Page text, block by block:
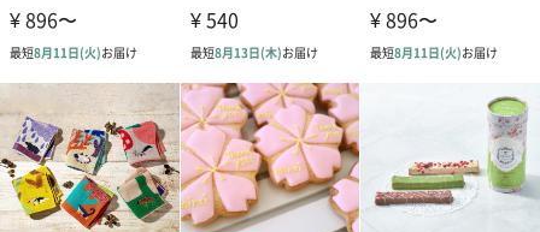
生花
生花のブーケを同梱します。
※9-15時にご注文いただく場合、最短のお届け可能日が通常より
も1日遅くなります。